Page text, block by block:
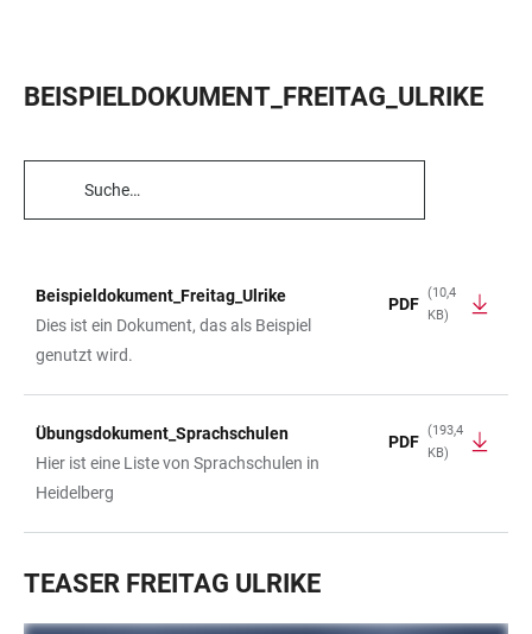
BEISPIELDOKUMENT_FREITAG_ULRIKE
TABELLENFILTER
TABELLE
Beispieldokument_Freitag_Ulrike
Dies ist ein Dokument, das als Beispiel
genutzt wird.
PDF
(10,4
KB)
Übungsdokument_Sprachschulen
Hier ist eine Liste von Sprachschulen in
Heidelberg
PDF
(193,4
KB)
TEASER FREITAG ULRIKE